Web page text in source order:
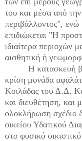
του και μέσα από την
περιβάλλοντος", ενώ
επιδιώκεται "Η
ιδιαίτερα περιοχών
αισθητική ή
Η κατασκευή
κρίση μονάδα
Κοιλάδας του Δ.Δ.
και διευθέτηση, και
ολοκλήρωση σχέδιο
οικείου Υδατικού
στο φυσικό